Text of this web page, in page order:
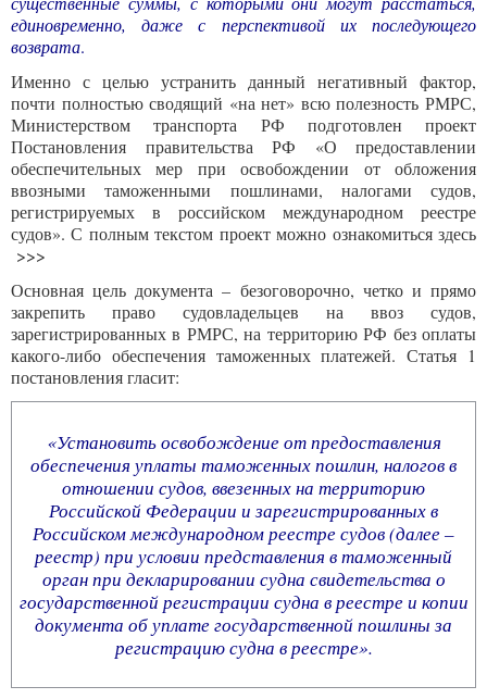
единовременно, даже с перспективой их последующего
возврата.
Именно с целью устранить данный негативный фактор,
почти полностью сводящий «на нет» всю полезность РМРС,
Министерством транспорта РФ подготовлен проект
Постановления правительства РФ «О предоставлении
обеспечительных мер при освобождении от обложения
ввозными таможенными пошлинами, налогами судов,
регистрируемых в российском международном реестре
судов». С полным текстом проект можно ознакомиться здесь
>>>
Основная цель документа – безоговорочно, четко и прямо
закрепить право судовладельцев на ввоз судов,
зарегистрированных в РМРС, на территорию РФ без оплаты
какого-либо обеспечения таможенных платежей. Статья 1
постановления гласит:
«Установить освобождение от предоставления
обеспечения уплаты таможенных пошлин, налогов в
отношении судов, ввезенных на территорию
Российской Федерации и зарегистрированных в
Российском международном реестре судов (далее –
реестр) при условии представления в таможенный
орган при декларировании судна свидетельства о
государственной регистрации судна в реестре и копии
документа об уплате государственной пошлины за
регистрацию судна в реестре».